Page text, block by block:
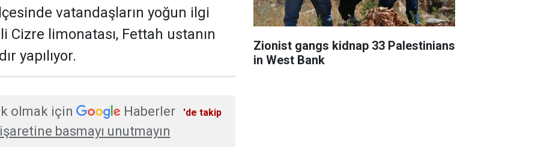
vatandaşların yoğun ilgi
Cizre limonatası, Fettah ustanın
yapılıyor.
olmak için Haberler 'de takip
basmayı unutmayın
Zionist gangs kidnap 33 Palestinians
in West Bank